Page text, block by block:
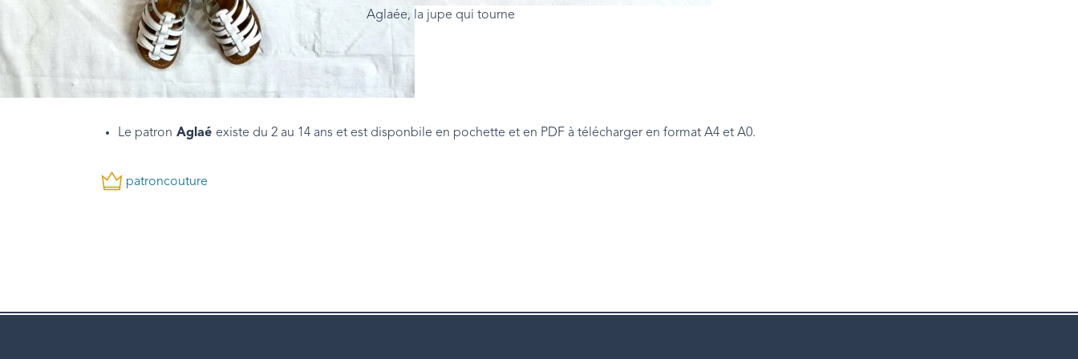
Aglaée, la jupe qui tourne
Le patron Aglaé existe du 2 au 14 ans et est disponbile en pochette et en PDF à télécharger en format A4 et A0.
patroncouture